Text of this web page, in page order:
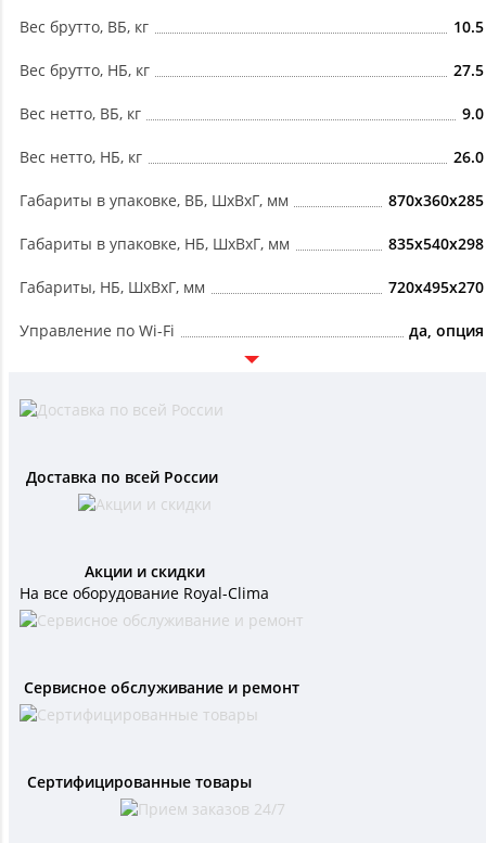
Вес брутто, ВБ, кг 10.5
Вес брутто, НБ, кг 27.5
Вес нетто, ВБ, кг 9.0
Вес нетто, НБ, кг 26.0
Габариты в упаковке, ВБ, ШxВxГ, мм 870x360x285
Габариты в упаковке, НБ, ШxВxГ, мм 835x540x298
Габариты, НБ, ШxВxГ, мм 720x495x270
Управление по Wi-Fi да, опция
Доставка по всей России
Акции и скидки
На все оборудование Royal-Clima
Сервисное обслуживание и ремонт
Сертифицированные товары